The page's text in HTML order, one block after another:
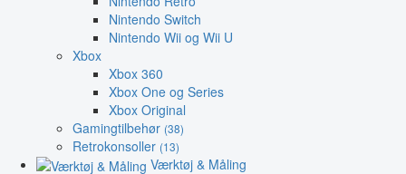
Nintendo Switch
Nintendo Wii og Wii U
Xbox
Xbox 360
Xbox One og Series
Xbox Original
Gamingtilbehør (38)
Retrokonsoller (13)
Værktøj & Måling